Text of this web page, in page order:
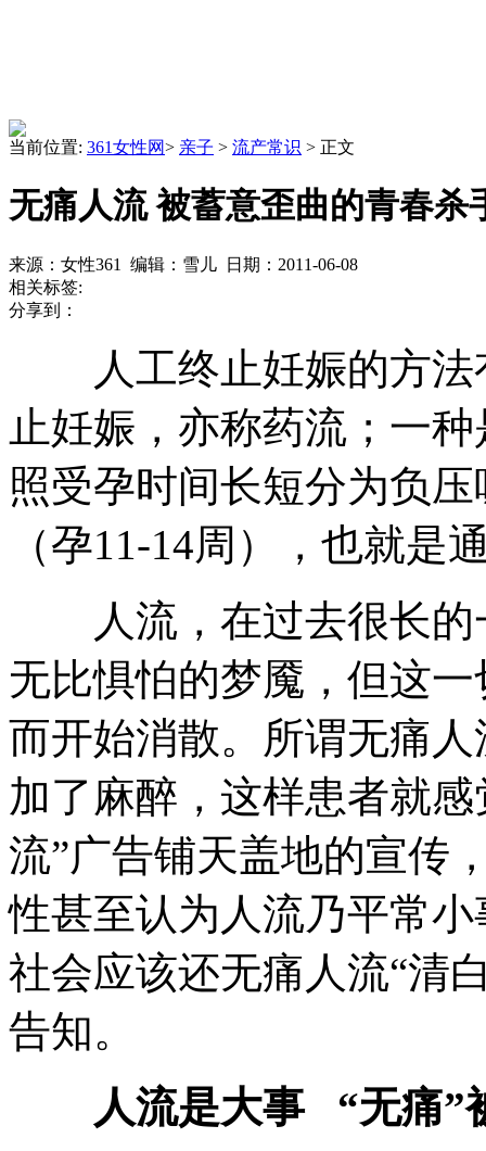
当前位置: 361女性网> 亲子 > 流产常识 > 正文
无痛人流 被蓄意歪曲的青春杀
来源：女性361 编辑：雪儿 日期：2011-06-08
相关标签:
分享到：
人工终止妊娠的方法
止妊娠，亦称药流；一
照受孕时间长短分为负
（孕11-14周），也就是
人流，在过去很长的
无比惧怕的梦魇，但这
而开始消散。所谓无痛
加了麻醉，这样患者就
流”广告铺天盖地的宣传
性甚至认为人流乃平常
社会应该还无痛人流“清
告知。
人流是大事 “无痛”